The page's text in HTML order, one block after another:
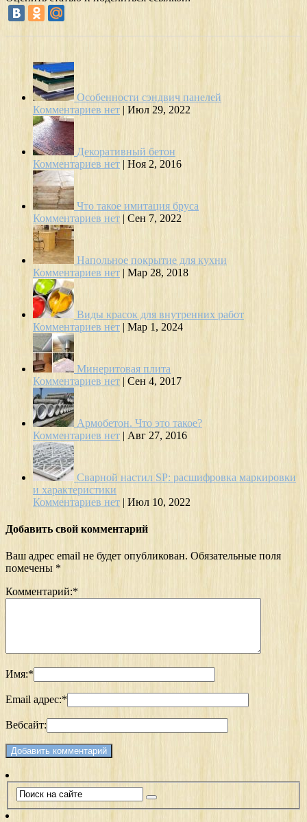
Особенности сэндвич панелей
Комментариев нет | Июл 29, 2022
Декоративный бетон
Комментариев нет | Ноя 2, 2016
Что такое имитация бруса
Комментариев нет | Сен 7, 2022
Напольное покрытие для кухни
Комментариев нет | Мар 28, 2018
Виды красок для внутренних работ
Комментариев нет | Мар 1, 2024
Минеритовая плита
Комментариев нет | Сен 4, 2017
Армобетон. Что это такое?
Комментариев нет | Авг 27, 2016
Сварной настил SP: расшифровка маркировки
и характеристики
Комментариев нет | Июл 10, 2022
Добавить свой комментарий
Ваш адрес email не будет опубликован. Обязательные поля
помечены *
Комментарий:*
Имя:*
Email адрес:*
Вебсайт: